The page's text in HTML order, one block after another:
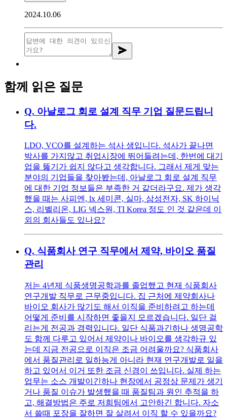
2024.10.06
함께 읽은 질문
Q. 아날로그 회로 설계 직무 기업 질문드립니
다.
LDO, VCO를 설계하는 석사 생입니다. 석사가 끝나면
박사를 가지않고 취업시장에 뛰어들려는데, 한번에 대기
업을 뚫기가 쉽지 않다고 생각합니다. 그래서 제게 맞는
분야의 기업들을 찾아봤는데, 아날로그 회로 설계 직무
에 대한 기업 정보들은 부족한 거 같더라구요. 제가 생각
했을 때는 사피엔, lx 세미콘, 실마, 삼성전자, SK 하이닉
스, 리벨리온, LIG 넥스원, TI Korea 정도 인 것 같은데 이
외의 회사들도 있나요?
Q. 식품회사 연구 직무에서 제약, 바이오 품질
관리
저는 4년제 식품생명공학과를 졸업했고 현재 식품회사
연구개발 직무로 근무중입니다. 집 근처에 제약회사나
바이오 회사가 많기도 해서 이직을 준비하려고 하는데
어떻게 준비를 시작하면 좋을지 모르겠습니다. 일단 걸
리는게 전공과 경력입니다. 일단 식품과긴하나 생명공학
도 함께 다루고 있어서 제약이나 바이오를 생각하규 있
는데 지금 전공으로 이직은 조금 어려울까요? 식품회사
에서 품질관리로 일하능게 아니라 현재 연구개발로 일을
하고 있어서 이거 또한 조금 신경이 쓰입니다. 실제 하는
업무는 소스 개발이긴하나 현장에서 공정상 문제가 생기
거나 품질 이슈가 발생했을 때 품질팀과 원인 추적을 하
고, 해결방법은 주로 저희팀에서 고안하긴 합니다. 자소
서 쓸때 포장을 잘하면 잘 살려서 이직 할 수 있을까요?